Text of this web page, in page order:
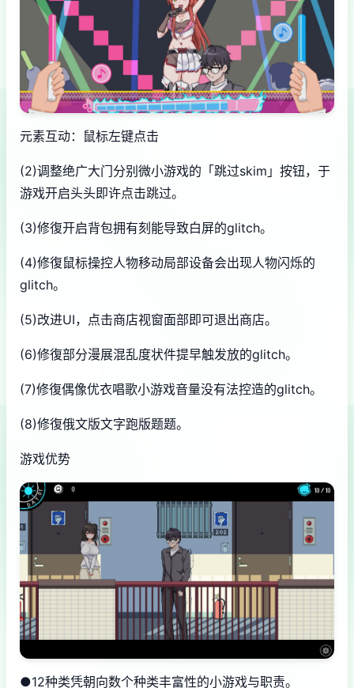
元素互动：鼠标左键点击
(2)调整绝广大门分别微小游戏的「跳过skim」按钮，于
游戏开启头头即许点击跳过。
(3)修復开启背包拥有刻能导致白屏的glitch。
(4)修復鼠标操控人物移动局部设备会出现人物闪烁的
glitch。
(5)改进UI，点击商店视窗面部即可退出商店。
(6)修復部分漫展混乱度状件提早触发放的glitch。
(7)修復偶像优衣唱歌小游戏音量没有法控造的glitch。
(8)修復俄文版文字跑版题题。
游戏优势
●12种类凭朝向数个种类丰富性的小游戏与职责。